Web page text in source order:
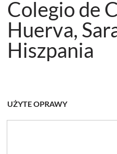
Colegio de
Huerva,
Hiszpania
UŻYTE OPRAWY